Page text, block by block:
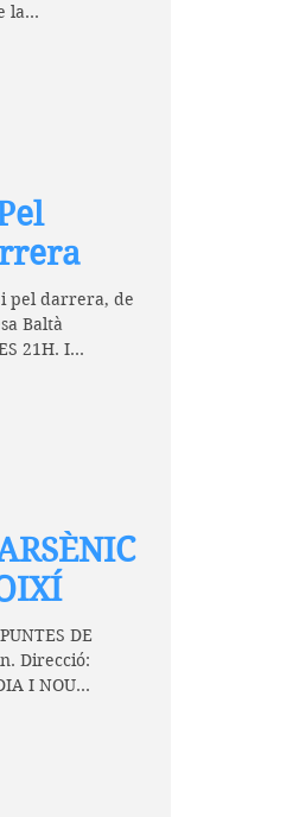
la
i pel darrera, de
Baltà
21H. I
DE
Direcció:
I NOU